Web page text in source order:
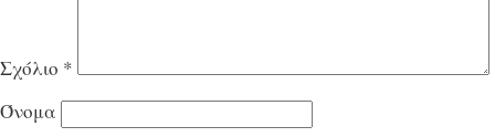
Σχόλιο *
Όνομα